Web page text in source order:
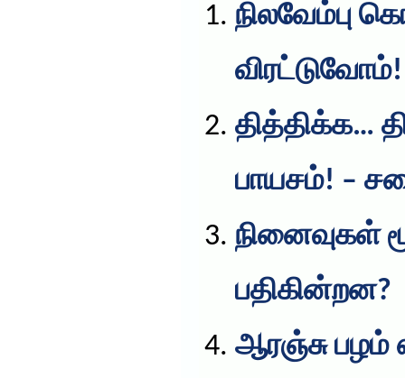
நிலவேம்பு
விரட்டுவோம்!
தித்திக்க…
பாயசம்! –
நினைவுகள்
பதிகின்றன?
ஆரஞ்சு பழம்